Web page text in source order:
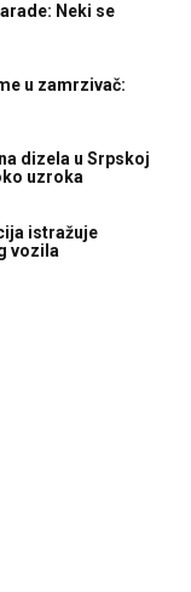
Neki se
u zamrzivač:
dizela u Srpskoj
uzroka
istražuje
vozila